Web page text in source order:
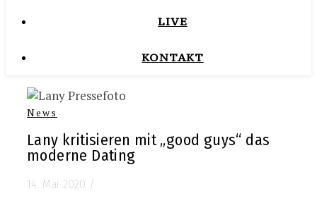
LIVE
KONTAKT
News
Lany kritisieren mit „good guys“ das
moderne Dating
14. Mai 2020 /